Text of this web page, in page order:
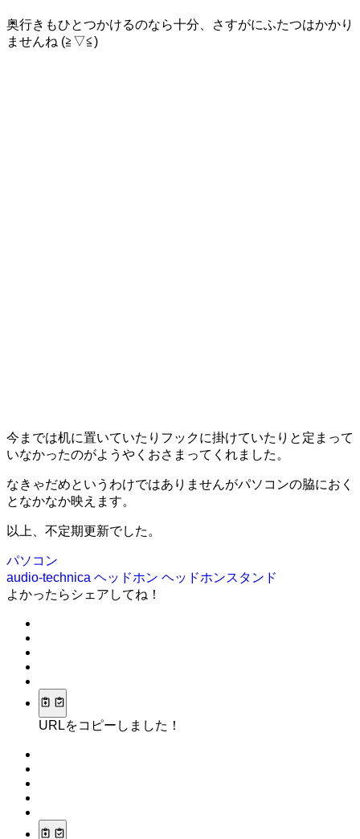
奥行きもひとつかけるのなら十分、さすがにふたつはかかり
ませんね (≧▽≦)
今までは机に置いていたりフックに掛けていたりと定まって
いなかったのがようやくおさまってくれました。
なきゃだめというわけではありませんがパソコンの脇におく
となかなか映えます。
以上、不定期更新でした。
パソコン
audio-technica ヘッドホン ヘッドホンスタンド
よかったらシェアしてね！
URLをコピーしました！